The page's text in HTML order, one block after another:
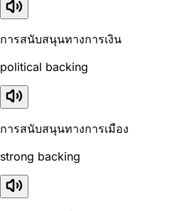
การสนับสนุนทางการเงิน
political backing
การสนับสนุนทางการเมือง
strong backing